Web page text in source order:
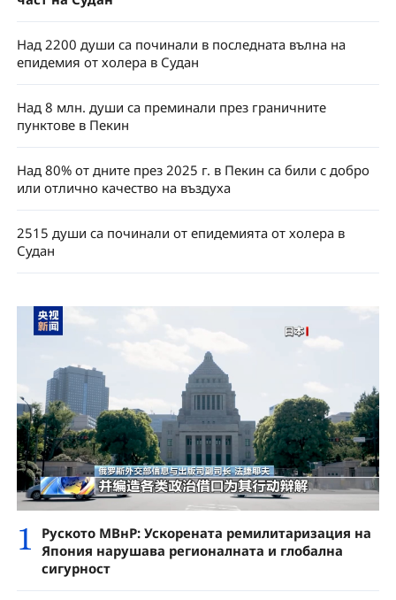
Над 2200 души са починали в последната вълна на
епидемия от холера в Судан
Над 8 млн. души са преминали през граничните
пунктове в Пекин
Над 80% от дните през 2025 г. в Пекин са били с добро
или отлично качество на въздуха
2515 души са починали от епидемията от холера в
Судан
1
Руското МВнР: Ускорената ремилитаризация на
Япония нарушава регионалната и глобална
сигурност